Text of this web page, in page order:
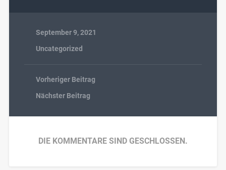
September 9, 2021
Uncategorized
Vorheriger Beitrag
Nächster Beitrag
DIE KOMMENTARE SIND GESCHLOSSEN.